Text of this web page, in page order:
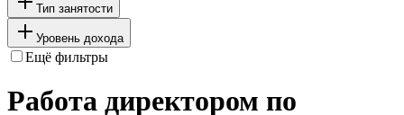
Тип занятости
Уровень дохода
Ещё фильтры
Работа директором по